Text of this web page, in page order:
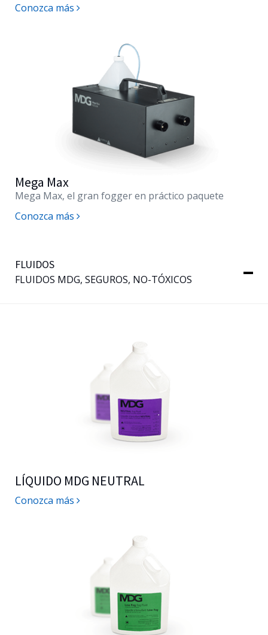
Conozca más
Mega Max
Mega Max, el gran fogger en práctico paquete
Conozca más
FLUIDOS
FLUIDOS MDG, SEGUROS, NO-TÓXICOS
LÍQUIDO MDG NEUTRAL
Conozca más